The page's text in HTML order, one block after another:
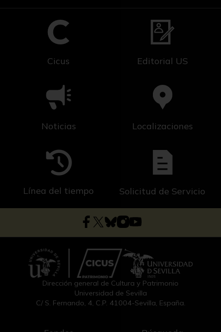
Cicus Editorial US
Noticias Localizaciones
Línea del tiempo Solicitud de Servicio
Dirección general de Cultura y Patrimonio
Universidad de Sevilla
C/ S. Fernando, 4, C.P. 41004-Sevilla, España.